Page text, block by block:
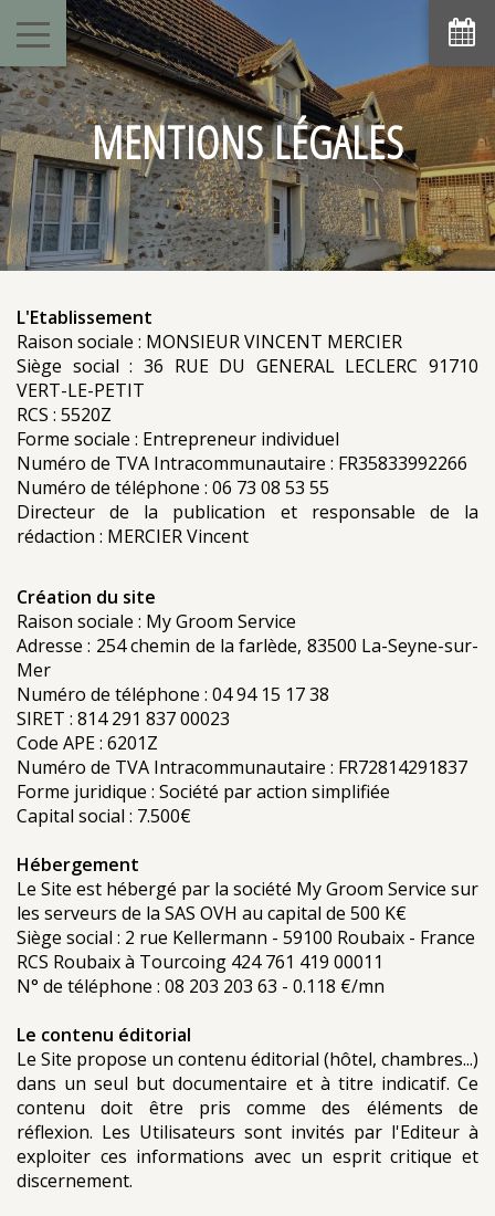
MENTIONS LÉGALES
L'Etablissement
Raison sociale : MONSIEUR VINCENT MERCIER
Siège social : 36 RUE DU GENERAL LECLERC 91710
VERT-LE-PETIT
RCS : 5520Z
Forme sociale : Entrepreneur individuel
Numéro de TVA Intracommunautaire : FR35833992266
Numéro de téléphone : 06 73 08 53 55
Directeur de la publication et responsable de la
rédaction : MERCIER Vincent
Création du site
Raison sociale : My Groom Service
Adresse : 254 chemin de la farlède, 83500 La-Seyne-sur-
Mer
Numéro de téléphone : 04 94 15 17 38
SIRET : 814 291 837 00023
Code APE : 6201Z
Numéro de TVA Intracommunautaire : FR72814291837
Forme juridique : Société par action simplifiée
Capital social : 7.500€
Hébergement
Le Site est hébergé par la société My Groom Service sur
les serveurs de la SAS OVH au capital de 500 K€
Siège social : 2 rue Kellermann - 59100 Roubaix - France
RCS Roubaix à Tourcoing 424 761 419 00011
N° de téléphone : 08 203 203 63 - 0.118 €/mn
Le contenu éditorial
Le Site propose un contenu éditorial (hôtel, chambres...)
dans un seul but documentaire et à titre indicatif. Ce
contenu doit être pris comme des éléments de
réflexion. Les Utilisateurs sont invités par l'Editeur à
exploiter ces informations avec un esprit critique et
discernement.
août
lun mar mer jeu ven sam
1
-
2
-
3
-
4
-
5
-
6
-
7
-
8
-
9
-
10
-
11 12
-
13
-
14
-
15
-
16
-
17 18
-
19
-
20
-
21
-
22 23
-
31
-
Site Officiel
Meilleur tarif garanti